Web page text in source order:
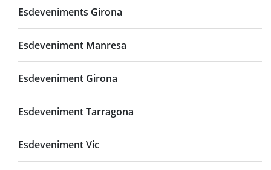
Esdeveniments Girona
Esdeveniment Manresa
Esdeveniment Girona
Esdeveniment Tarragona
Esdeveniment Vic